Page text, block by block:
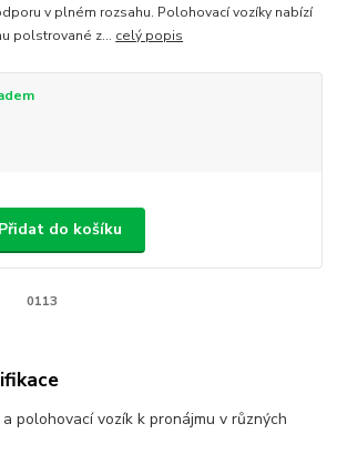
v plném rozsahu. Polohovací vozíky nabízí
polstrované z... celý popis
Přidat do košíku
0113
polohovací vozík k pronájmu v různých